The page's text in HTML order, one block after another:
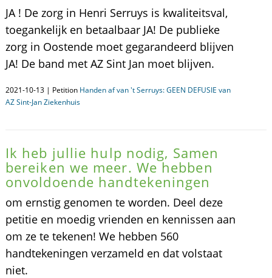
JA ! De zorg in Henri Serruys is kwaliteitsval,
toegankelijk en betaalbaar JA! De publieke
zorg in Oostende moet gegarandeerd blijven
JA! De band met AZ Sint Jan moet blijven.
2021-10-13 | Petition Handen af van 't Serruys: GEEN DEFUSIE van
AZ Sint-Jan Ziekenhuis
Ik heb jullie hulp nodig, Samen
bereiken we meer. We hebben
onvoldoende handtekeningen
om ernstig genomen te worden. Deel deze
petitie en moedig vrienden en kennissen aan
om ze te tekenen! We hebben 560
handtekeningen verzameld en dat volstaat
niet.